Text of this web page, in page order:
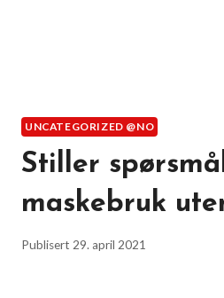
UNCATEGORIZED @NO
Stiller
maskebruk
Publisert 29. april 2021